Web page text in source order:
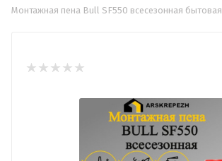
Монтажная пена Bull SF550 всесезонная бытовая